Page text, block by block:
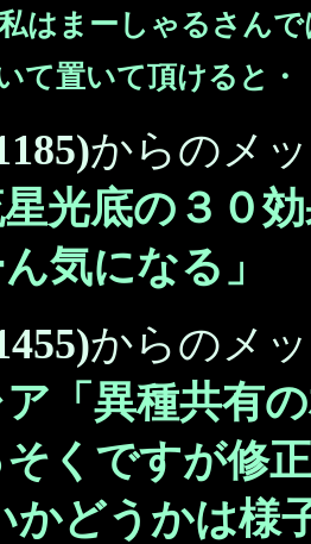
はまーしゃるさん
て置いて頂けると・
からのメ
星光底の３０
気になる」
からのメ
「異種共有
そくですが修
かどうかは様